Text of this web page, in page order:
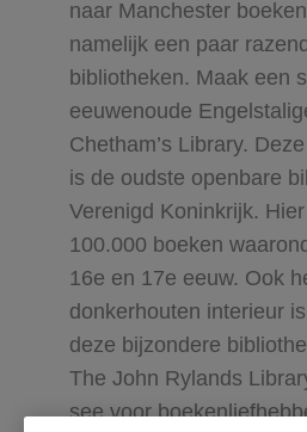
naar Manchester
namelijk een paar
bibliotheken. Maak een
eeuwenoude
Chetham’s Library.
is de oudste openbare
Verenigd Koninkrijk.
100.000 boeken
16e en 17e eeuw. Ook
donkerhouten interieur
deze bijzondere
The John Rylands
see voor